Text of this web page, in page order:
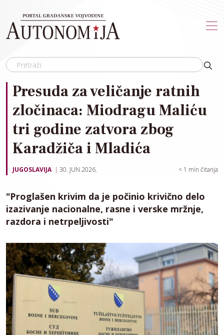
Presuda za veličanje ratnih
zločinaca: Miodragu Maliću
tri godine zatvora zbog
Karadžiča i Mladića
JUGOSLAVIJA 30. JUN 2026. < 1 min čitanja
"Proglašen krivim da je počinio krivično delo
izazivanje nacionalne, rasne i verske mržnje,
razdora i netrpeljivosti"